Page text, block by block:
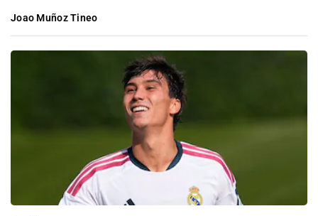
Joao Muñoz Tineo